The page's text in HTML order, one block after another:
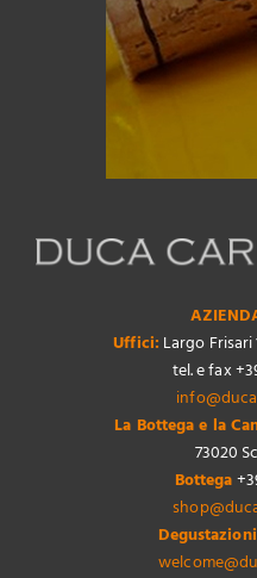
Uffici: Largo Frisari
tel. e fax
La Bottega e la
73020
Bottega
Degustazioni